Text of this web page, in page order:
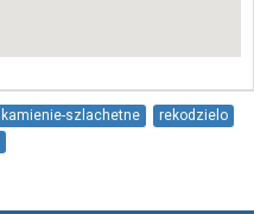
kamienie-szlachetne
rekodzielo